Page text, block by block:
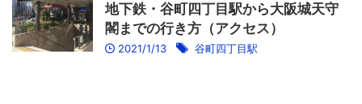
地下鉄・谷町四丁目駅から大阪城天守
閣までの行き方（アクセス）
2021/1/13 谷町四丁目駅